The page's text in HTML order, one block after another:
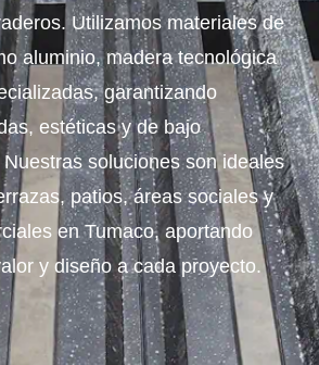
Utilizamos materiales de
aluminio, madera tecnológica
garantizando
estéticas y de bajo
soluciones son ideales
patios, áreas sociales y
en Tumaco, aportando
y diseño a cada proyecto.